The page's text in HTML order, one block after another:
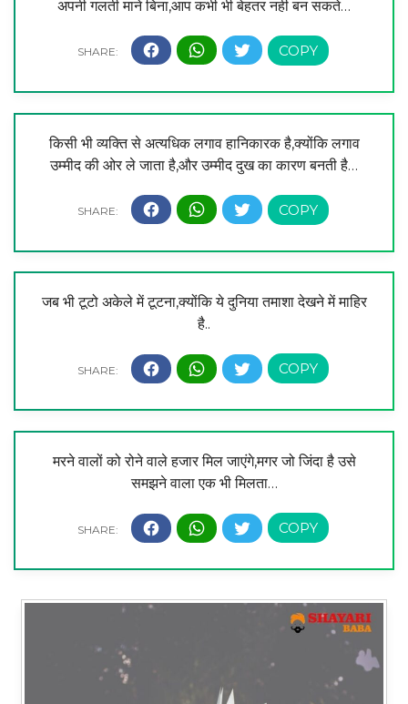
अपनी गलती माने बिना,आप कभी भी बेहतर नही बन सकते…
किसी भी व्यक्ति से अत्यधिक लगाव हानिकारक है,क्योंकि लगाव
उम्मीद की ओर ले जाता है,और उम्मीद दुख का कारण बनती है…
जब भी टूटो अकेले में टूटना,क्योंकि ये दुनिया तमाशा देखने में माहिर
है..
मरने वालों को रोने वाले हजार मिल जाएंगे,मगर जो जिंदा है उसे
समझने वाला एक भी मिलता…